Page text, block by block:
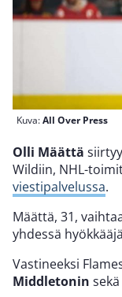
Kuva:All Over Press
Olli Määttä
Wildiin, NHL-
viestipalvelussa.
Määttä, 31,
yhdessä hyökkääjä
Vastineeksi
Middletonin